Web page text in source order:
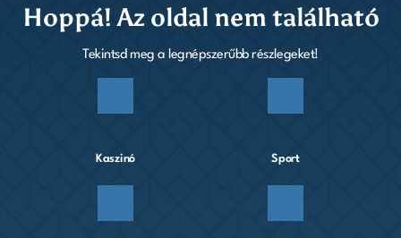
Hoppá! Az oldal nem található
Tekintsd meg a legnépszerűbb részlegeket!
Kaszinó Sport